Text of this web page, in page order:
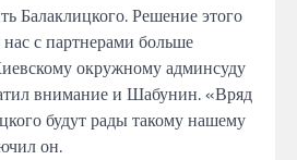
Балаклицкого.Решение этого
нас с партнерами больше
окружному админсуду
внимание и Шабунин. «Вряд
будут рады такому нашему
он.